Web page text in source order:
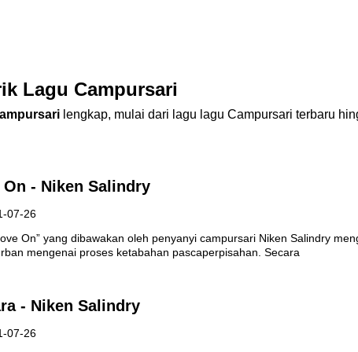
Lagu Campursari
lengkap, mulai dari lagu lagu Campursari terbaru
- Niken Salindry
07-26
On” yang dibawakan oleh penyanyi campursari Niken Salindry
mengenai proses ketabahan pascaperpisahan. Secara
- Niken Salindry
07-26